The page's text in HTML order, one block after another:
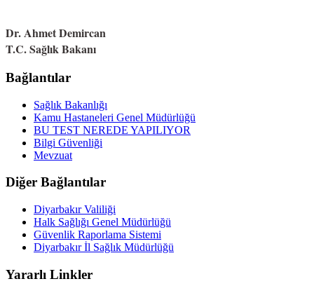
Dr. Ahmet Demircan
T.C. Sağlık Bakanı
Bağlantılar
Sağlık Bakanlığı
Kamu Hastaneleri Genel Müdürlüğü
BU TEST NEREDE YAPILIYOR
Bilgi Güvenliği
Mevzuat
Diğer Bağlantılar
Diyarbakır Valiliği
Halk Sağlığı Genel Müdürlüğü
Güvenlik Raporlama Sistemi
Diyarbakır İl Sağlık Müdürlüğü
Yararlı Linkler